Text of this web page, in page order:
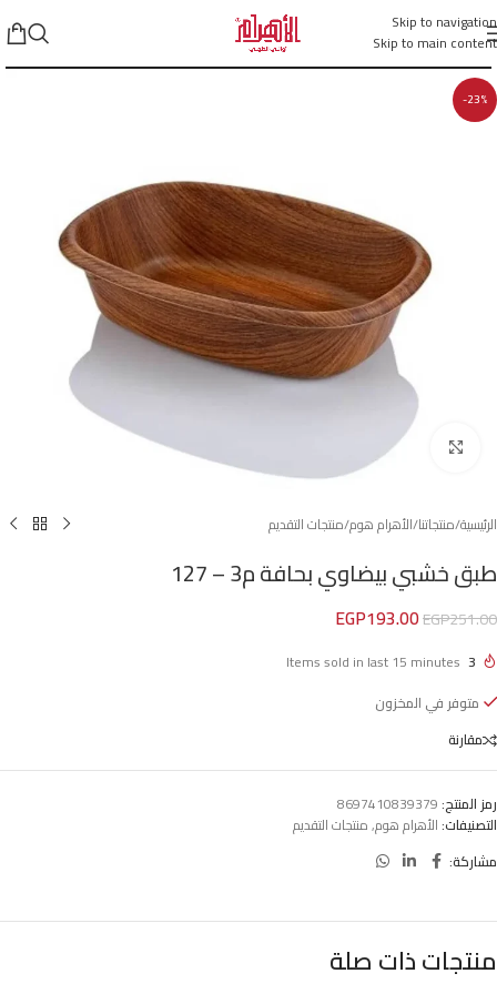
Skip to navigation
Skip to main content
-23%
Click to enlarge
الرئيسية/منتجاتنا/الأهرام هوم/منتجات التقديم
طبق خشبي بيضاوي بحافة م3 – 127
EGP251.00
EGP193.00
3
Items sold in last 15 minutes
متوفر في المخزون
مقارنة
رمز المنتج:8697410839379
التصنيفات:الأهرام هوم,منتجات التقديم
مشاركة:
منتجات ذات صلة